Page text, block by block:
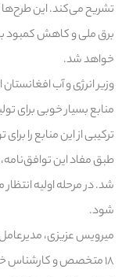
تشریح می‌کند. این
برق ملی و کاهش کمبود
خواهد شد.
وزیر انرژی و آب
منابع بسیار خوبی برای
ترکیبی از این منابع را
طبق مفاد این
شود.
۱۸ متخصص و